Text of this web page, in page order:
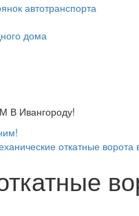
автотранспорта
дома
Ивангороду!
откатные ворота